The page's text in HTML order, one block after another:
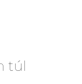
túl